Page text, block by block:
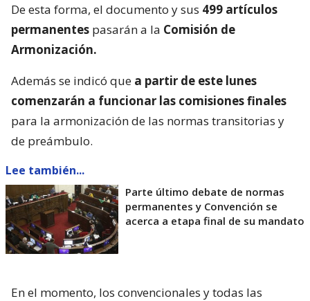
De esta forma, el documento y sus 499 artículos
permanentes pasarán a la Comisión de
Armonización.
Además se indicó que a partir de este lunes
comenzarán a funcionar las comisiones finales
para la armonización de las normas transitorias y
de preámbulo.
Lee también...
Parte último debate de normas
permanentes y Convención se
acerca a etapa final de su mandato
En el momento, los convencionales y todas las